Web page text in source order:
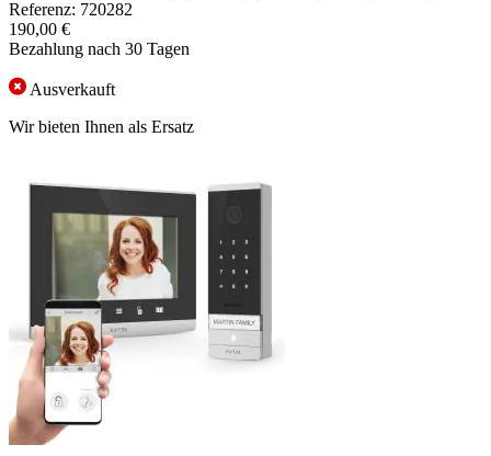
Referenz: 720282
190,00 €
Bezahlung nach 30 Tagen
Ausverkauft
Wir bieten Ihnen als Ersatz